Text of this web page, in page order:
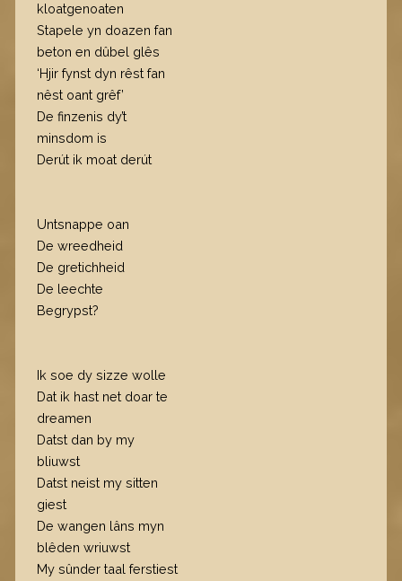
kloatgenoaten
Stapele yn doazen fan
beton en dûbel glês
‘Hjir fynst dyn rêst fan
nêst oant grêf’
De finzenis dy’t
minsdom is
Derút ik moat derút
Untsnappe oan
De wreedheid
De gretichheid
De leechte
Begrypst?
Ik soe dy sizze wolle
Dat ik hast net doar te
dreamen
Datst dan by my
bliuwst
Datst neist my sitten
giest
De wangen lâns myn
blêden wriuwst
My sûnder taal ferstiest​​